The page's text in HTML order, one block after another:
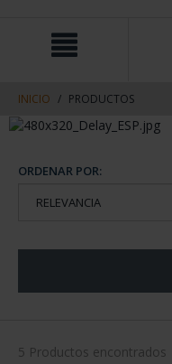
contenido
navegacin
INICIO PRODUCTOS
ORDENAR POR:
5 Productos encontrados